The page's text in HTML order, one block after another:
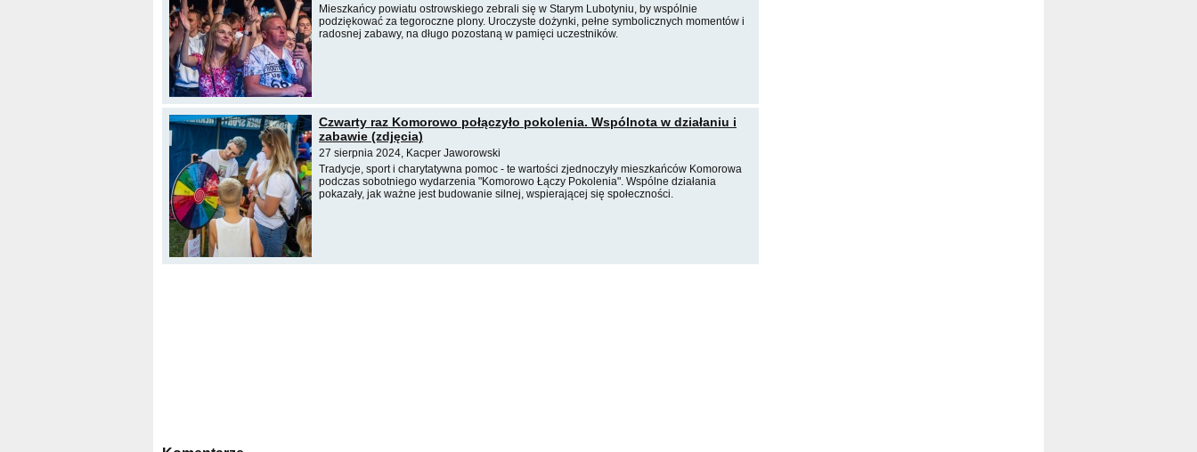
Mieszkańcy powiatu ostrowskiego zebrali się w Starym Lubotyniu, by wspólnie
podziękować za tegoroczne plony. Uroczyste dożynki, pełne symbolicznych momentów i
radosnej zabawy, na długo pozostaną w pamięci uczestników.
Czwarty raz Komorowo połączyło pokolenia. Wspólnota w działaniu i
zabawie (zdjęcia)
27 sierpnia 2024, Kacper Jaworowski
Tradycje, sport i charytatywna pomoc - te wartości zjednoczyły mieszkańców Komorowa
podczas sobotniego wydarzenia "Komorowo Łączy Pokolenia". Wspólne działania
pokazały, jak ważne jest budowanie silnej, wspierającej się społeczności.